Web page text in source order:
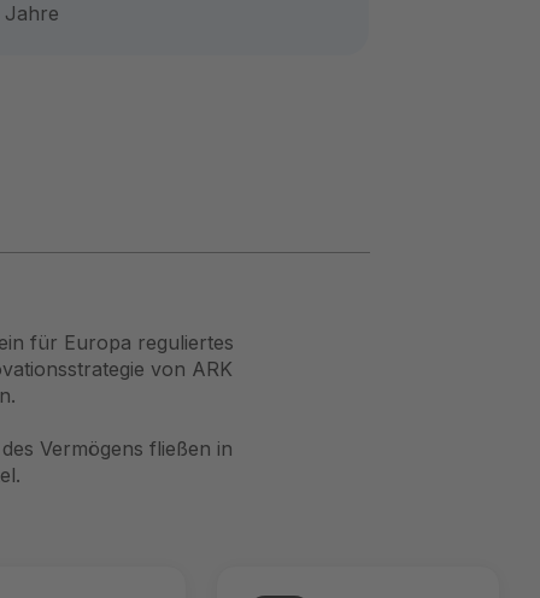
Jahre
für Europa reguliertes
von ARK
Vermögens fließen in